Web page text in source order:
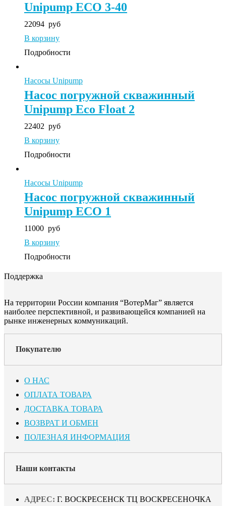
Unipump ECO 3-40
22094 руб
В корзину
Подробности
Насосы Unipump
Насос погружной скважинный
Unipump Eco Float 2
22402 руб
В корзину
Подробности
Насосы Unipump
Насос погружной скважинный
Unipump ECO 1
11000 руб
В корзину
Подробности
Поддержка
На территории России компания “ВотерМаг” является
наиболее перспективной, и развивающейся компанией на
рынке инженерных коммуникаций.
Покупателю
О НАС
ОПЛАТА ТОВАРА
ДОСТАВКА ТОВАРА
ВОЗВРАТ И ОБМЕН
ПОЛЕЗНАЯ ИНФОРМАЦИЯ
Наши контакты
АДРЕС: Г. ВОСКРЕСЕНСК ТЦ ВОСКРЕСЕНОЧКА